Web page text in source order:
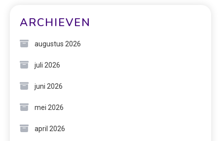
ARCHIEVEN
augustus 2026
juli 2026
juni 2026
mei 2026
april 2026